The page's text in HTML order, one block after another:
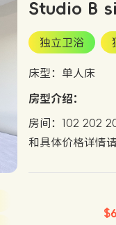
Studio B
独立卫浴
床型：单人床
房型介绍：
房间：102 202
和具体价格详情